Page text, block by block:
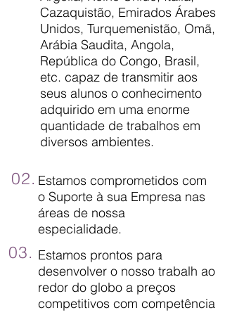
Cazaquistão, Emirados Árabes
Unidos, Turquemenistão, Omã,
Arábia Saudita, Angola,
República do Congo, Brasil,
etc. capaz de transmitir aos
seus alunos o conhecimento
adquirido em uma enorme
quantidade de trabalhos em
diversos ambientes.
02. Estamos comprometidos com
o Suporte à sua Empresa nas
áreas de nossa
especialidade.
03. Estamos prontos para
desenvolver o nosso trabalh ao
redor do globo a preços
competitivos com competência